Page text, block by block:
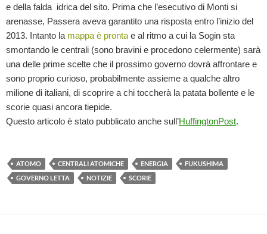
e della falda idrica del sito. Prima che l’esecutivo di Monti si
arenasse, Passera aveva garantito una risposta entro l’inizio del
2013. Intanto la mappa è pronta e al ritmo a cui la Sogin sta
smontando le centrali (sono bravini e procedono celermente) sarà
una delle prime scelte che il prossimo governo dovrà affrontare e
sono proprio curioso, probabilmente assieme a qualche altro
milione di italiani, di scoprire a chi toccherà la patata bollente e le
scorie quasi ancora tiepide.
Questo articolo è stato pubblicato anche sull’HuffingtonPost.
ATOMO CENTRALI ATOMICHE ENERGIA
FUKUSHIMA
GOVERNO LETTA
NOTIZIE SCORIE